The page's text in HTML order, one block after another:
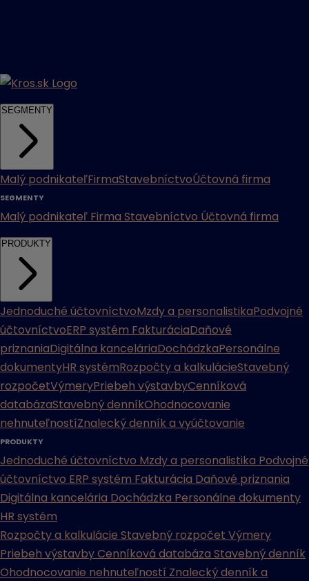
SEGMENTY
Malý podnikateľFirmaStavebníctvoÚčtovná firma
SEGMENTY
Malý podnikateľ Firma Stavebníctvo Účtovná firma
PRODUKTY
Jednoduché účtovníctvoMzdy a personalistikaPodvojné
účtovníctvoERP systém FakturáciaDaňové
priznaniaDigitálna kanceláriaDochádzkaPersonálne
dokumentyHR systémRozpočty a kalkulácieStavebný
rozpočetVýmeryPriebeh výstavbyCenníková
databázaStavebný denníkOhodnocovanie
nehnuteľnostíZnalecký denník a vyúčtovanie
PRODUKTY
Jednoduché účtovníctvo Mzdy a personalistika Podvojné
účtovníctvo ERP systém Fakturácia Daňové priznania
Digitálna kancelária Dochádzka Personálne dokumenty
HR systém
Rozpočty a kalkulácie Stavebný rozpočet Výmery
Priebeh výstavbyCenníková databáza Stavebný denník
Ohodnocovanie nehnuteľností Znalecký denník a